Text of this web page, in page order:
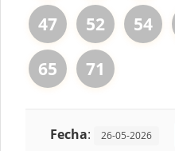
47
52 54
65
71
Fecha: 26-05-2026